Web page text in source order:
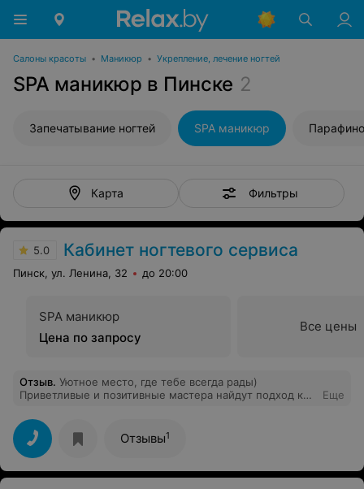
Салоны красоты • Маникюр • Укрепление, лечение ногтей
SPA маникюр в Пинске 2
Запечатывание ногтей SPA маникюр
Карта Фильтры
5.0 Кабинет ногтевого сервиса
Пинск, ул. Ленина, 32 до 20:00
SPA маникюр
Цена по запросу
Все цены
Отзыв. Уютное место, где тебе всегда рады)
Приветливые и позитивные мастера найдут подход к
по высшему разряду! Практикуют работу в четыре
руки!) Например маникюр и коррекцию бровей можно
сделать одновременно. Для меня это находка!)
Девчонки - настоящие волшебницы и мастера своего
дела! От них и уходить не хочется ) А какая у них
Еще
Отзывы1